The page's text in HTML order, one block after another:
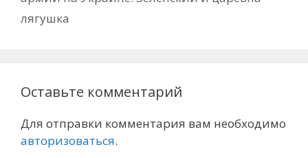
лягушка
Оставьте комментарий
Для отправки комментария вам необходимо
авторизоваться.